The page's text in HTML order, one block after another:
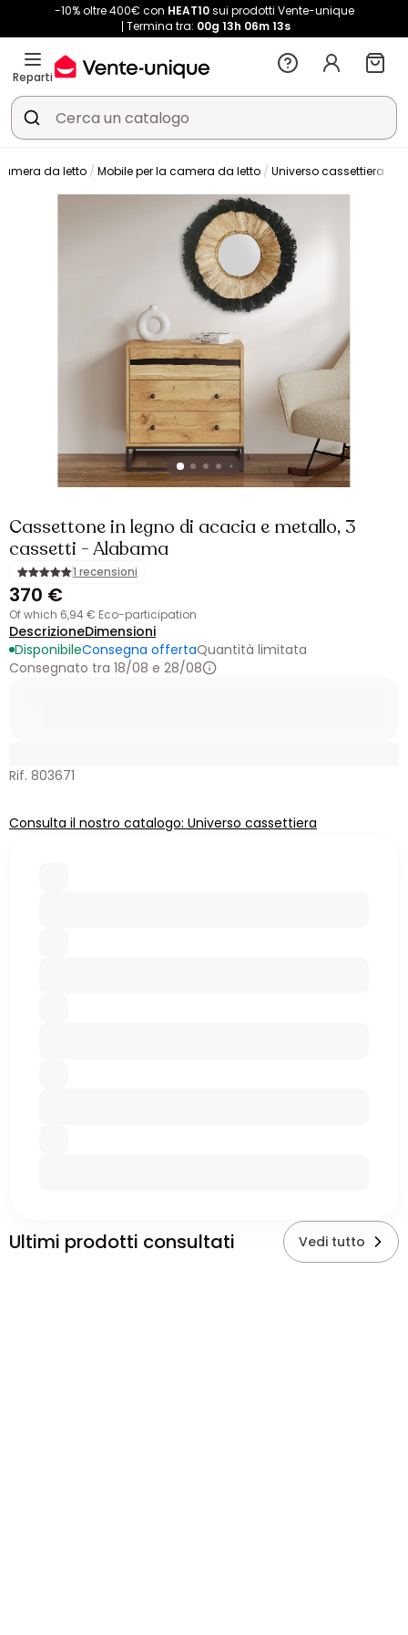
-10% oltre 400€ con HEAT10sui prodotti Vente-unique
Termina tra: 00g 13h 06m 13s
Reparti
da letto Mobile per la camera da letto Universo cassettiera
Cassettone in legno di acacia e metallo, 3
cassetti - Alabama
1 recensioni
370 €
of which 6,94 € Eco-participation
DescrizioneDimensioni
DisponibileConsegna offertaQuantità limitata
Consegnato tra 18/08 e 28/08
Rif. 803671
Consulta il nostro catalogo: Universo cassettiera
Ultimi prodotti consultati Vedi tutto